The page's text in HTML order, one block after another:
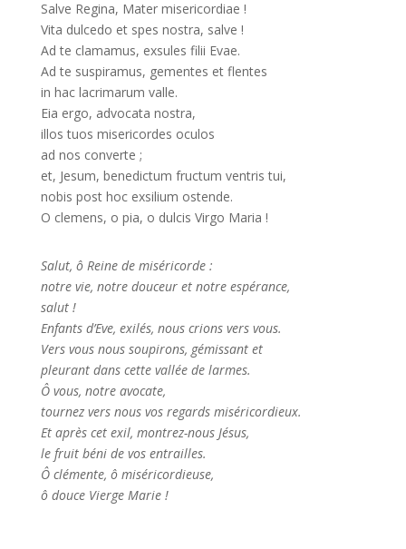
Salve Regina, Mater misericordiae !
Vita dulcedo et spes nostra, salve !
Ad te clamamus, exsules filii Evae.
Ad te suspiramus, gementes et flentes
in hac lacrimarum valle.
Eia ergo, advocata nostra,
illos tuos misericordes oculos
ad nos converte ;
et, Jesum, benedictum fructum ventris tui,
nobis post hoc exsilium ostende.
O clemens, o pia, o dulcis Virgo Maria !
Salut, ô Reine de miséricorde :
notre vie, notre douceur et notre espérance,
salut !
Enfants d’Eve, exilés, nous crions vers vous.
Vers vous nous soupirons, gémissant et
pleurant dans cette vallée de larmes.
Ô vous, notre avocate,
tournez vers nous vos regards miséricordieux.
Et après cet exil, montrez-nous Jésus,
le fruit béni de vos entrailles.
Ô clémente, ô miséricordieuse,
ô douce Vierge Marie !